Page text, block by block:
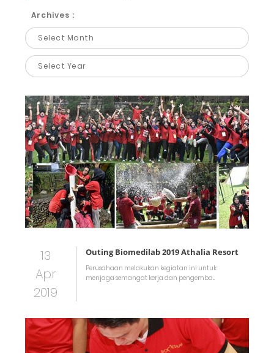
Archives :
13
Apr
2019
Outing Biomedilab 2019 Athalia Resort
Perusahaan melakukan kegiatan ini untuk
menjaga semangat kerja dan pengemba...